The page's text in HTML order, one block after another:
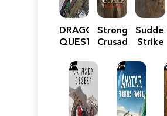
DRAGON
QUEST
Reimagined
Stronghold
Crusader:
Edition
Sudden
Strike